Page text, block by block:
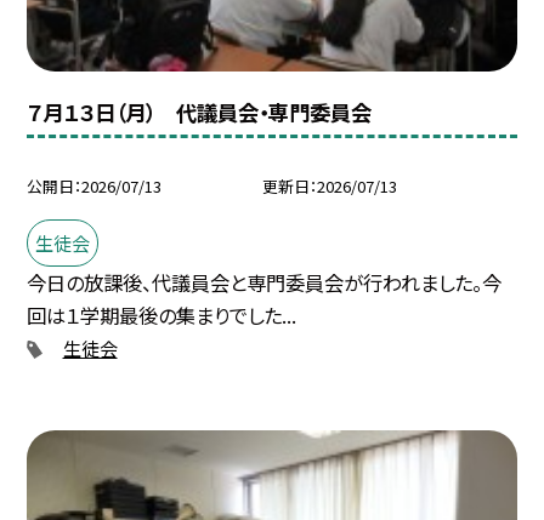
７月１３日（月） 代議員会・専門委員会
公開日 2026/07/13 更新日 2026/07/13
生徒会
今日の放課後、代議員会と専門委員会が行われました。今
回は１学期最後の集まりでした...
生徒会